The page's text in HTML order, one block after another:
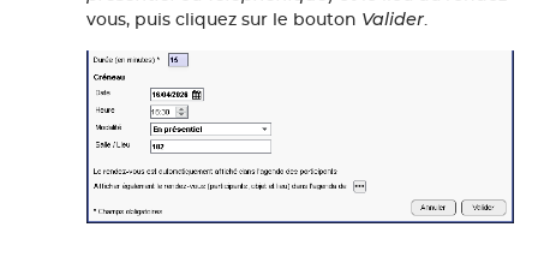
vous, puis cliquez sur le bouton Valider